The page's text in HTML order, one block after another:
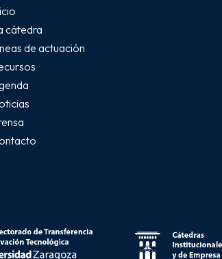
cátedra
de actuación